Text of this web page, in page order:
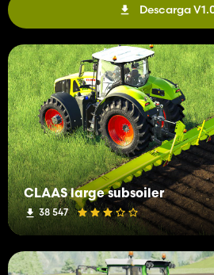
Descarga
CLAAS large subsoiler
38 547